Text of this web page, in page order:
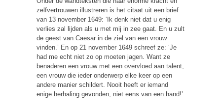
zelfvertrouwen illustreren is het citaat uit een brief
van 13 november 1649: ‘Ik denk niet dat u enig
verlies zal lijden als u met mij in zee gaat. En u zult
de geest van Caesar in de ziel van een vrouw
vinden.’ En op 21 november 1649 schreef ze: ‘Je
had me echt niet zo op moeten jagen. Want ze
benaderen een vrouw met een overvloed aan talent,
een vrouw die ieder onderwerp elke keer op een
andere manier schildert. Nooit heeft er iemand
enige herhaling gevonden, niet eens van een hand!’